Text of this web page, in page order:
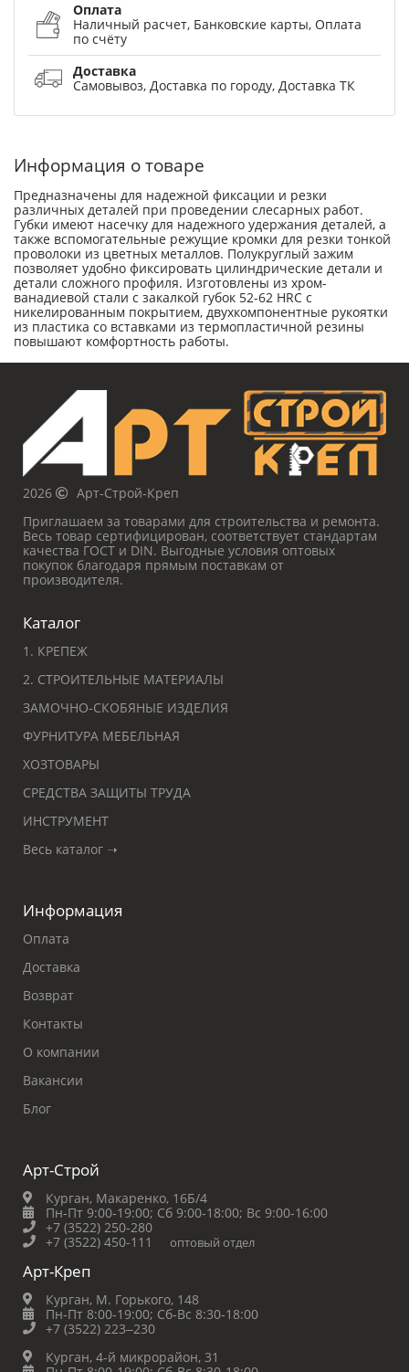
Оплата
Наличный расчет, Банковские карты, Оплата
по счёту
Доставка
Самовывоз, Доставка по городу, Доставка ТК
Информация о товаре
Предназначены для надежной фиксации и резки
различных деталей при проведении слесарных работ.
Губки имеют насечку для надежного удержания деталей, а
также вспомогательные режущие кромки для резки тонкой
проволоки из цветных металлов. Полукруглый зажим
позволяет удобно фиксировать цилиндрические детали и
детали сложного профиля. Изготовлены из хром-
ванадиевой стали с закалкой губок 52-62 HRC с
никелированным покрытием, двухкомпонентные рукоятки
из пластика со вставками из термопластичной резины
повышают комфортность работы.
2026
Арт-Строй-Креп
Приглашаем за товарами для строительства и ремонта.
Весь товар сертифицирован, соответствует стандартам
качества ГОСТ и DIN. Выгодные условия оптовых
покупок благодаря прямым поставкам от
производителя.
Каталог
1. КРЕПЕЖ
2. СТРОИТЕЛЬНЫЕ МАТЕРИАЛЫ
ЗАМОЧНО-СКОБЯНЫЕ ИЗДЕЛИЯ
ФУРНИТУРА МЕБЕЛЬНАЯ
ХОЗТОВАРЫ
СРЕДСТВА ЗАЩИТЫ ТРУДА
ИНСТРУМЕНТ
Весь каталог ➝
Информация
Оплата
Доставка
Возврат
Контакты
О компании
Вакансии
Блог
Арт-Строй
Курган, Макаренко, 16Б/4
Пн-Пт 9:00-19:00; Сб 9:00-18:00; Вс 9:00-16:00
+7 (3522) 250-280
+7 (3522) 450-111
оптовый отдел
Арт-Креп
Курган, М. Горького, 148
Пн-Пт 8:00-19:00; Сб-Вс 8:30-18:00
+7 (3522) 223‒230
Курган, 4-й микрорайон, 31